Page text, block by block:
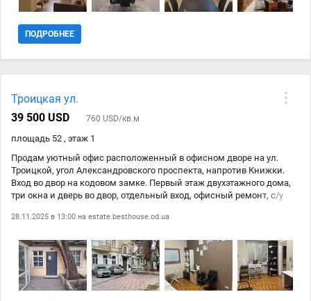
ПОДРОБНЕЕ
Троицкая ул.
39 500 USD
760 USD/кв.м
площадь 52 , этаж 1
Продам уютный офис расположенный в офисном дворе на ул.
Троицкой, угол Александровского проспекта, напротив Книжки.
Вход во двор на кодовом замке. Первый этаж двухэтажного дома,
три окна и дверь во двор, отдельный вход, офисный ремонт, с/у
плитка, ламинат. Три кабинета, 22мКв, 10 и 9 мКв, два из них
рядом две школы. Ранее использовался под косметический
салон, курсы английского языка.
28.11.2025 в 13:00 на estate.besthouse.od.ua